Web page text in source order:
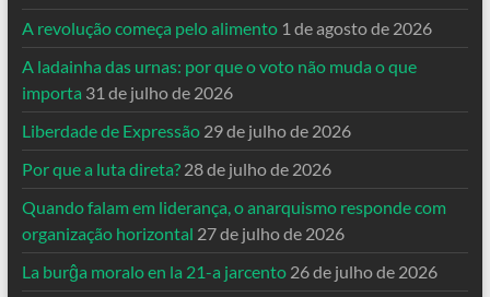
A revolução começa pelo alimento 1 de agosto de 2026
A ladainha das urnas: por que o voto não muda o que
importa 31 de julho de 2026
Liberdade de Expressão 29 de julho de 2026
Por que a luta direta? 28 de julho de 2026
Quando falam em liderança, o anarquismo responde com
organização horizontal 27 de julho de 2026
La burĝa moralo en la 21-a jarcento 26 de julho de 2026